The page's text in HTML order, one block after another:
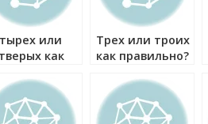
или
как
Трех или троих
как правильно?